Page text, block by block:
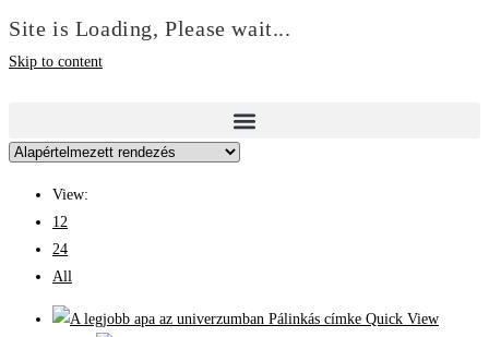
Site is Loading, Please wait...
Skip to content
View:
12
24
All
Quick View